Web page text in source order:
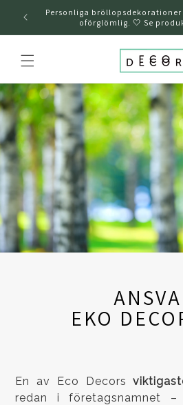
över och
gå till
innehållet
Personliga bröllopsdekorationer
oförglömlig. 🤍 Se
EKO
En av Eco Decors
redan i företagsnamnet –